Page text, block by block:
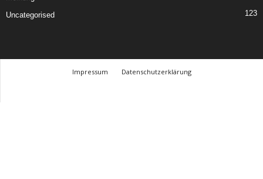
Uncategorised 123
Impressum
Datenschutzerklärung